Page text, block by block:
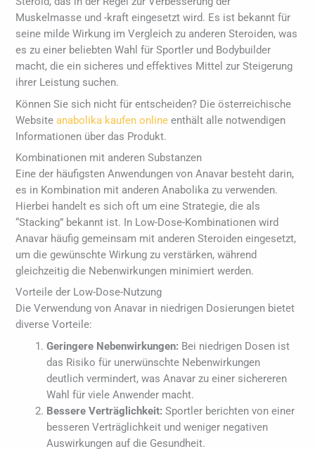
Muskelmasse und -kraft eingesetzt wird. Es ist bekannt für
seine milde Wirkung im Vergleich zu anderen Steroiden, was
es zu einer beliebten Wahl für Sportler und Bodybuilder
macht, die ein sicheres und effektives Mittel zur Steigerung
ihrer Leistung suchen.
Können Sie sich nicht für entscheiden? Die österreichische
Websiteanabolika kaufen online enthält alle notwendigen
Informationen über das Produkt.
Kombinationen mit anderen Substanzen
Eine der häufigsten Anwendungen von Anavar besteht darin,
es in Kombination mit anderen Anabolika zu verwenden.
Hierbei handelt es sich oft um eine Strategie, die als
“Stacking” bekannt ist. In Low-Dose-Kombinationen wird
Anavar häufig gemeinsam mit anderen Steroiden eingesetzt,
um die gewünschte Wirkung zu verstärken, während
gleichzeitig die Nebenwirkungen minimiert werden.
Vorteile der Low-Dose-Nutzung
Die Verwendung von Anavar in niedrigen Dosierungen bietet
diverse Vorteile:
Geringere Nebenwirkungen: Bei niedrigen Dosen ist
das Risiko für unerwünschte Nebenwirkungen
deutlich vermindert, was Anavar zu einer sichereren
Wahl für viele Anwender macht.
Bessere Verträglichkeit: Sportler berichten von einer
besseren Verträglichkeit und weniger negativen
Auswirkungen auf die Gesundheit.